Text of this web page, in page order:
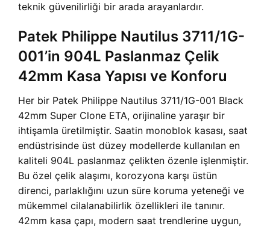
teknik güvenilirliği bir arada arayanlardır.
Patek Philippe Nautilus 3711/1G-
001’in 904L Paslanmaz Çelik
42mm Kasa Yapısı ve Konforu
Her bir Patek Philippe Nautilus 3711/1G-001 Black
42mm Super Clone ETA, orijinaline yaraşır bir
ihtişamla üretilmiştir. Saatin monoblok kasası, saat
endüstrisinde üst düzey modellerde kullanılan en
kaliteli 904L paslanmaz çelikten özenle işlenmiştir.
Bu özel çelik alaşımı, korozyona karşı üstün
direnci, parlaklığını uzun süre koruma yeteneği ve
mükemmel cilalanabilirlik özellikleri ile tanınır.
42mm kasa çapı, modern saat trendlerine uygun,